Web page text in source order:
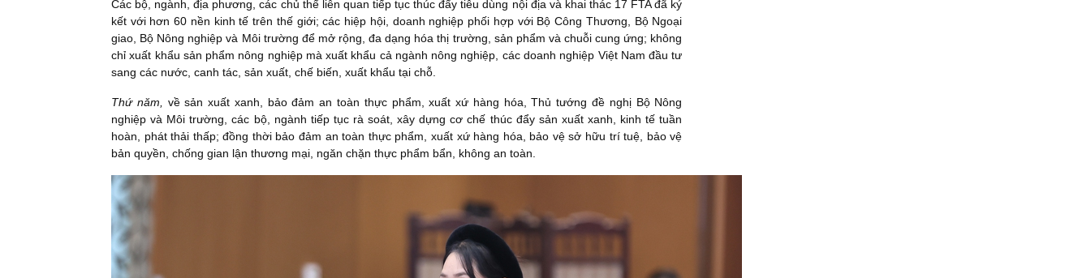
Các bộ, ngành, địa phương, các chủ thể liên quan tiếp tục thúc đẩy tiêu dùng nội địa và khai thác 17 FTA đã ký
kết với hơn 60 nền kinh tế trên thế giới; các hiệp hội, doanh nghiệp phối hợp với Bộ Công Thương, Bộ Ngoại
giao, Bộ Nông nghiệp và Môi trường để mở rộng, đa dạng hóa thị trường, sản phẩm và chuỗi cung ứng; không
chỉ xuất khẩu sản phẩm nông nghiệp mà xuất khẩu cả ngành nông nghiệp, các doanh nghiệp Việt Nam đầu tư
sang các nước, canh tác, sản xuất, chế biến, xuất khẩu tại chỗ.
Thứ năm,
về sản xuất xanh, bảo đảm an toàn thực phẩm, xuất xứ hàng hóa, Thủ tướng đề nghị Bộ Nông
nghiệp và Môi trường, các bộ, ngành tiếp tục rà soát, xây dựng cơ chế thúc đẩy sản xuất xanh, kinh tế tuần
hoàn, phát thải thấp; đồng thời bảo đảm an toàn thực phẩm, xuất xứ hàng hóa, bảo vệ sở hữu trí tuệ, bảo vệ
bản quyền, chống gian lận thương mại, ngăn chặn thực phẩm bẩn, không an toàn.